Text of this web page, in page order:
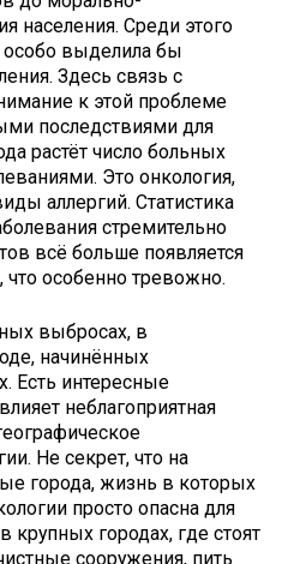
населения. Среди этого
особо выделила бы
Здесь связь с
к этой проблеме
последствиями для
растёт число больных
Это онкология,
аллергий. Статистика
стремительно
всё больше появляется
особенно тревожно.
выбросах, в
начинённых
Есть интересные
неблагоприятная
Не секрет, что на
города, жизнь в которых
просто опасна для
крупных городах, где стоят
сооружения, пить